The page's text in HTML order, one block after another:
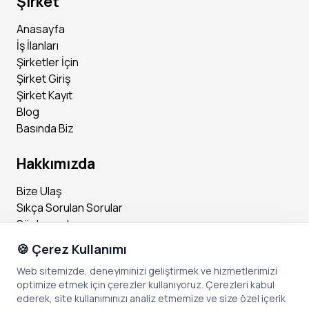
Anasayfa
İş İlanları
Şirketler İçin
Şirket Giriş
Şirket Kayıt
Blog
Basında Biz
Hakkımızda
Bize Ulaş
Sıkça Sorulan Sorular
Sözleşmeler
Sosyal Medya
Instagram
Facebook
🍪 Çerez Kullanımı
Web sitemizde, deneyiminizi geliştirmek ve hizmetlerimizi
optimize etmek için çerezler kullanıyoruz. Çerezleri kabul
ederek, site kullanımınızı analiz etmemize ve size özel içerik